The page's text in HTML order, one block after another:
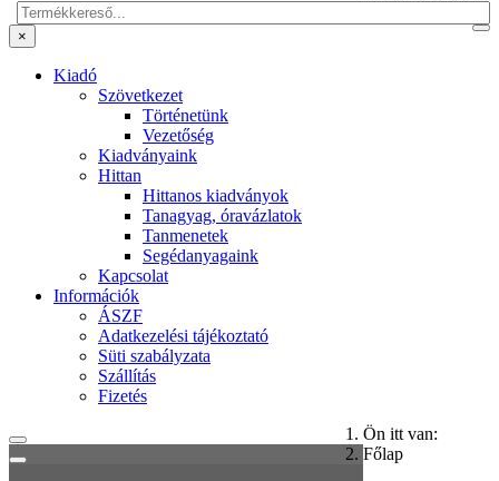
×
Kiadó
Szövetkezet
Történetünk
Vezetőség
Kiadványaink
Hittan
Hittanos kiadványok
Tanagyag, óravázlatok
Tanmenetek
Segédanyagaink
Kapcsolat
Információk
ÁSZF
Adatkezelési tájékoztató
Süti szabályzata
Szállítás
Fizetés
Ön itt van:
Főlap